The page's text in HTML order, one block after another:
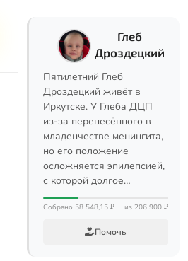
Глеб
Дроздецкий
Пятилетний Глеб
Дроздецкий живёт в
Иркутске. У Глеба ДЦП
из-за перенесённого в
младенчестве менингита,
но его положение
осложняется эпилепсией,
с которой долгое…
Собрано 58 548,15 ₽ из 206 900 ₽
Помочь